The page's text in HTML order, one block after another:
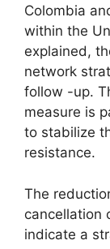
Colombia
within the
explained,
network
follow -up.
measure is
to stabilize
resistance.
The
cancellation
indicate a